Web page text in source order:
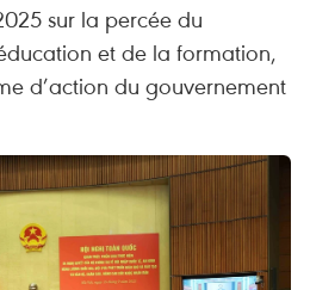
sur la percée du
et de la formation,
d’action du gouvernement